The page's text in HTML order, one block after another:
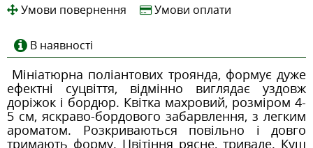
Умови повернення Умови оплати
В наявності
Мініатюрна поліантових троянда, формує дуже
ефектні суцвіття, відмінно виглядає уздовж
доріжок і бордюр. Квітка махровий, розміром 4-
5 см, яскраво-бордового забарвлення, з легким
ароматом. Розкриваються повільно і довго
тримають форму. Цвітіння рясне, тривале. Кущ